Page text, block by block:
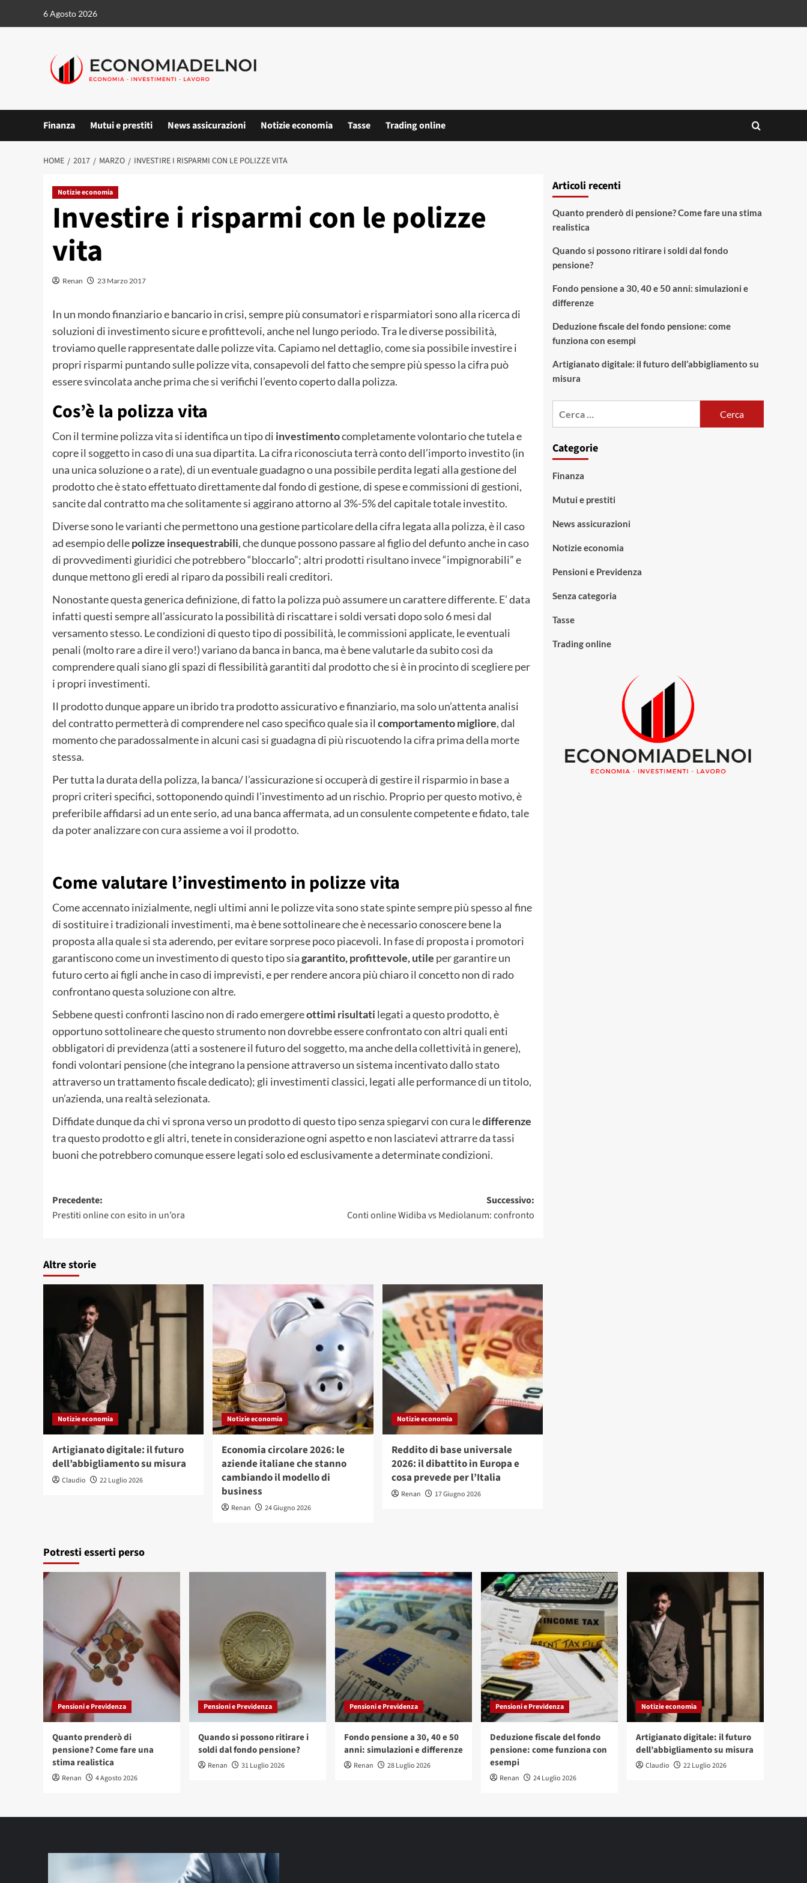
6 Agosto 2026
Finanza Mutui e prestiti News assicurazioni Notizie economia Tasse Trading online
HOME 2017 MARZO INVESTIRE I RISPARMI CON LE POLIZZE VITA
Notizie economia
Investire i risparmi con le polizze
vita
Renan 23 Marzo 2017
In un mondo finanziario e bancario in crisi, sempre più consumatori e risparmiatori sono alla ricerca di
soluzioni di investimento sicure e profittevoli, anche nel lungo periodo. Tra le diverse possibilità,
troviamo quelle rappresentate dalle polizze vita. Capiamo nel dettaglio, come sia possibile investire i
propri risparmi puntando sulle polizze vita, consapevoli del fatto che sempre più spesso la cifra può
essere svincolata anche prima che si verifichi l’evento coperto dalla polizza.
Cos’è la polizza vita
Con il termine polizza vita si identifica un tipo di investimentocompletamente volontario che tutela e
copre il soggetto in caso di una sua dipartita. La cifra riconosciuta terrà conto dell’importo investito (in
una unica soluzione o a rate), di un eventuale guadagno o una possibile perdita legati alla gestione del
prodotto che è stato effettuato direttamente dal fondo di gestione, di spese e commissioni di gestioni,
sancite dal contratto ma che solitamente si aggirano attorno al 3%-5% del capitale totale investito.
Diverse sono le varianti che permettono una gestione particolare della cifra legata alla polizza, è il caso
ad esempio dellepolizze insequestrabili, che dunque possono passare al figlio del defunto anche in caso
di provvedimenti giuridici che potrebbero “bloccarlo”; altri prodotti risultano invece “impignorabili” e
dunque mettono gli eredi al riparo da possibili reali creditori.
Nonostante questa generica definizione, di fatto la polizza può assumere un carattere differente. E’ data
infatti questi sempre all’assicurato la possibilità di riscattare i soldi versati dopo solo 6 mesi dal
versamento stesso. Le condizioni di questo tipo di possibilità, le commissioni applicate, le eventuali
penali (molto rare a dire il vero!) variano da banca in banca, ma è bene valutarle da subito così da
comprendere quali siano gli spazi di flessibilità garantiti dal prodotto che si è in procinto di scegliere per
i propri investimenti.
Il prodotto dunque appare un ibrido tra prodotto assicurativo e finanziario, ma solo un’attenta analisi
del contratto permetterà di comprendere nel caso specifico quale sia il comportamento migliore, dal
momento che paradossalmente in alcuni casi si guadagna di più riscuotendo la cifra prima della morte
stessa.
Per tutta la durata della polizza, la banca/ l’assicurazione si occuperà di gestire il risparmio in base a
propri criteri specifici, sottoponendo quindi l’investimento ad un rischio. Proprio per questo motivo, è
preferibile affidarsi ad un ente serio, ad una banca affermata, ad un consulente competente e fidato, tale
da poter analizzare con cura assieme a voi il prodotto.
Come valutare l’investimento in polizze vita
Come accennato inizialmente, negli ultimi anni le polizze vita sono state spinte sempre più spesso al fine
di sostituire i tradizionali investimenti, ma è bene sottolineare che è necessario conoscere bene la
proposta alla quale si sta aderendo, per evitare sorprese poco piacevoli. In fase di proposta i promotori
garantiscono come un investimento di questo tipo siagarantito, profittevole, utile per garantire un
futuro certo ai figli anche in caso di imprevisti, e per rendere ancora più chiaro il concetto non di rado
confrontano questa soluzione con altre.
Sebbene questi confronti lascino non di rado emergereottimi risultati legati a questo prodotto, è
opportuno sottolineare che questo strumento non dovrebbe essere confrontato con altri quali enti
obbligatori di previdenza (atti a sostenere il futuro del soggetto, ma anche della collettività in genere),
fondi volontari pensione (che integrano la pensione attraverso un sistema incentivato dallo stato
attraverso un trattamento fiscale dedicato); gli investimenti classici, legati alle performance di un titolo,
un’azienda, una realtà selezionata.
Diffidate dunque da chi vi sprona verso un prodotto di questo tipo senza spiegarvi con cura ledifferenze
tra questo prodotto e gli altri, tenete in considerazione ogni aspetto e non lasciatevi attrarre da tassi
buoni che potrebbero comunque essere legati solo ed esclusivamente a determinate condizioni.
Navigazione
articolo
Precedente:
Prestiti online con esito in un’ora
Successivo:
Conti online Widiba vs Mediolanum: confronto
Altre storie
Notizie economia
Artigianato digitale: il futuro
dell’abbigliamento su misura
Claudio 22 Luglio 2026
Notizie economia
Economia circolare 2026: le
aziende italiane che stanno
cambiando il modello di
business
Renan 24 Giugno 2026
Notizie economia
Reddito di base universale
2026: il dibattito in Europa e
cosa prevede per l’Italia
Renan 17 Giugno 2026
Articoli recenti
Quanto prenderò di pensione? Come fare una stima
realistica
Quando si possono ritirare i soldi dal fondo
pensione?
Fondo pensione a 30, 40 e 50 anni: simulazioni e
differenze
Deduzione fiscale del fondo pensione: come
funziona con esempi
Artigianato digitale: il futuro dell’abbigliamento su
misura
Categorie
Finanza
Mutui e prestiti
News assicurazioni
Notizie economia
Pensioni e Previdenza
Senza categoria
Tasse
Trading online
Potresti esserti perso
Pensioni e Previdenza
Quanto prenderò di
pensione? Come fare una
stima realistica
Renan 4 Agosto 2026
Pensioni e Previdenza
Quando si possono ritirare i
soldi dal fondo pensione?
Renan 31 Luglio 2026
Pensioni e Previdenza
Fondo pensione a 30, 40 e 50
anni: simulazioni e differenze
Renan 28 Luglio 2026
Pensioni e Previdenza
Deduzione fiscale del fondo
pensione: come funziona con
esempi
Renan 24 Luglio 2026
Notizie economia
Artigianato digitale: il futuro
dell’abbigliamento su misura
Claudio 22 Luglio 2026